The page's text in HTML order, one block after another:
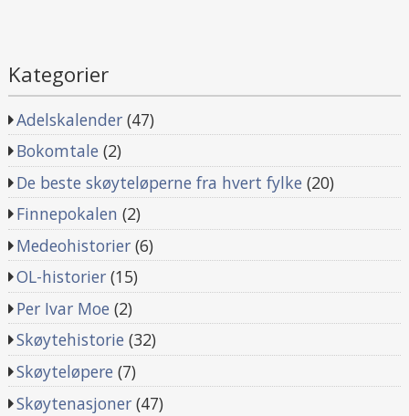
Kategorier
Adelskalender (47)
Bokomtale (2)
De beste skøyteløperne fra hvert fylke (20)
Finnepokalen (2)
Medeohistorier (6)
OL-historier (15)
Per Ivar Moe (2)
Skøytehistorie (32)
Skøyteløpere (7)
Skøytenasjoner (47)